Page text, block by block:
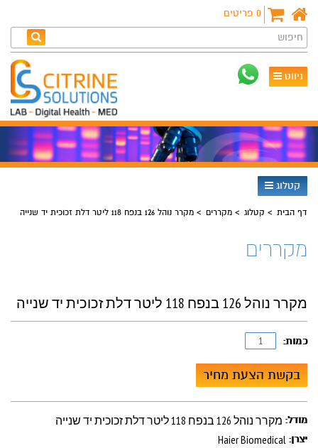
0 פריטים
חיפוש
ניווט
קטלוג
דף הבית קטלוג מקררים מקרר נוהל 126 בנפח 118 ליטר דלת זכוכית יד שנייה
מקררים
מקרר נוהל 126 בנפח 118 ליטר דלת זכוכית יד שנייה
כמות:
בקשת הצעת מחיר
מודל: מקרר נוהל 126 בנפח 118 ליטר דלת זכוכית יד שנייה
יצרן: Haier Biomedical